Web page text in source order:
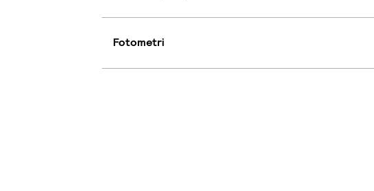
Fotometri